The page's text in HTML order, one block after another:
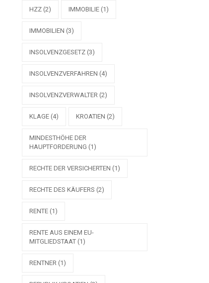
HZZ (2) IMMOBILIE (1)
IMMOBILIEN (3)
INSOLVENZGESETZ (3)
INSOLVENZVERFAHREN (4)
INSOLVENZVERWALTER (2)
KLAGE (4) KROATIEN (2)
MINDESTHÖHE DER
HAUPTFORDERUNG (1)
RECHTE DER VERSICHERTEN (1)
RECHTE DES KÄUFERS (2)
RENTE (1)
RENTE AUS EINEM EU-
MITGLIEDSTAAT (1)
RENTNER (1)